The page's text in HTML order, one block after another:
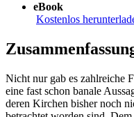
eBook
Kostenlos
Nicht nur gab es zahlreiche
eine fast schon banale
deren Kirchen bisher noch